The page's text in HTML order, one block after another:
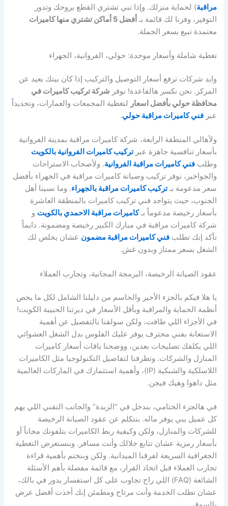
مراقبة) لحماية منزلك. وإذا تبي تشتري القطع بروحك وتدور
التوفير، وفرنا لك قائمة بـ أفضل 5 أماكن تشتري منها كاميرات
معتمدة تبيع بسعر الجملة.
تغطية شاملة وأسعار موحدة: حولي، الفروانية، الجهراء
وايد شركات ترفع أسعار التوصيل والتركيب إذا كان بيتك بعيد عن
المركز. نحن نكسر هالقاعدة! نوفر شركة تركيب كاميرات في
محافظة حولي بأفضل اسعار لتغطية المجمعات والعمارات، وتحديداً
عبرفني كاميرات مراقبة حولي.
ولأهالي المنطقة الرابعة، شركة كاميرات مراقبة بمدينة الفروانية
بأسعار تنافسية جاهزة عبرتركيب كاميرات الفروانية بالكويت
وطلبفني كاميرات مراقبة الفروانية. ولأصحاب الاستراحات
والجواخير، نوفر تركيب وصيانة كاميرات مراقبة في الجهراء بأفضل
سعر مدعومة بـتركيب كاميرات مراقبة بالجهراء. وما نسينا أهل
الجنوب، حيث يتواجد فني تركيب كاميرات بالمنطقة العاشرة
بأسعار رخيصة مدعوماً بـكاميرات مراقبة الاحمدي بالكويت و
شركة كاميرات مراقبة في مبارك الكبير رخيصة ومضمونة. دايماً
تأكد إنك تطلبفني كاميرات مراقبة مضمون عشان يخلص لك
الشغل بسعر ممتاز وبدون غش.
عقود الصيانة الرخيصة، البرمجة المجانية، وتجارب العملاء
يا هلا فيكم بالجزء الأخير والحاسم من دليلنا الشامل لكل ما يخص
أنظمة الحماية والمراقبة وبأقل الأسعار في ديرتنا الحبيبة الكويت!
في الأجزاء اللي طافت، ولكن سولفنا بالتفصيل عن أهمية
الاستعانة بفني محترف يوفر عليك الفلوس بدل الشغل العشوائي
اللي يكلفك تصليحات بعدين، ووضحنا باقات أسعار كاميرات
المنازل والشركات. وتطرقنا لتفاصيل التكنولوجيا مثل الكاميرات
اللاسلكية والشبكية (IP)، وأهمية استثمارك في الماركات العالمية
مثل داهوا وهيك فيجن.
في هالجزء الختامي، بندخل في “الزبدة” والجانب التقني اللي يهم
كل عميل يبي يوفر ماله. بنتكلم عن عقود الصيانة الرخيصة
للشركات والمنازل، ولكن وكيفية ربط الكاميرات بتلفونك مجاناً أو
بأسعار رمزية عشان تتابع حلالك وأنت مسافر. وبنستعرض التغطية
الجغرافية السريعة لفرقنا الميدانية. ولكن وبنختم بأهمية قراءة
تجارب العملاء قبل اتخاذ القرار، مع قائمة مفصلة بأهم الأسئلة
الشائعة (FAQ) اللي راح تجاوب على كل استفسار يدور في بالك،
عشان تطلب الخدمة وأنت مرتاح ومطمئن إنك أخذت أفضل عرض